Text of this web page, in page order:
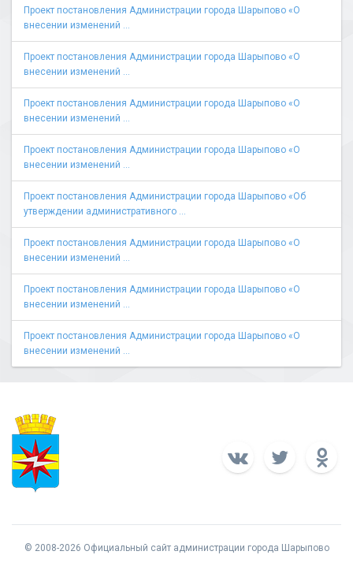
Проект постановления Администрации города Шарыпово «О
внесении изменений ...
Проект постановления Администрации города Шарыпово «О
внесении изменений ...
Проект постановления Администрации города Шарыпово «О
внесении изменений ...
Проект постановления Администрации города Шарыпово «О
внесении изменений ...
Проект постановления Администрации города Шарыпово «Об
утверждении административного ...
Проект постановления Администрации города Шарыпово «О
внесении изменений ...
Проект постановления Администрации города Шарыпово «О
внесении изменений ...
Проект постановления Администрации города Шарыпово «О
внесении изменений ...
© 2008-2026 Официальный сайт администрации города Шарыпово